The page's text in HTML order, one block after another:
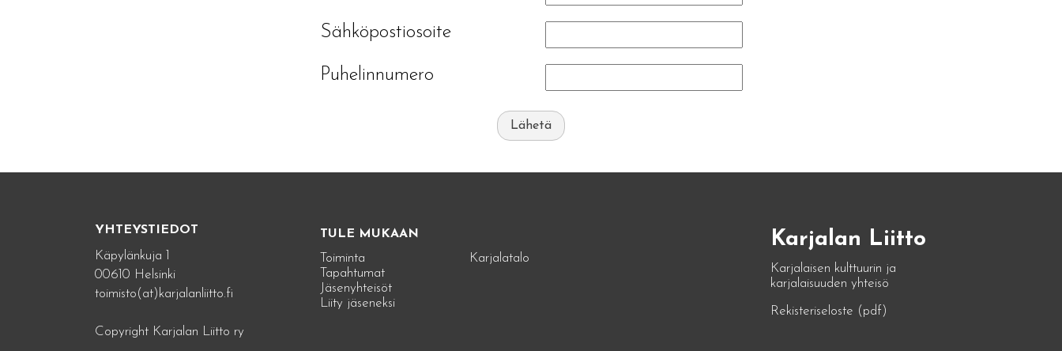
Sähköpostiosoite
Puhelinnumero
Lähetä
YHTEYSTIEDOT
Käpylänkuja 1
00610 Helsinki
toimisto(at)karjalanliitto.fi
Copyright Karjalan Liitto ry
TULE MUKAAN
Toiminta
Tapahtumat
Jäsenyhteisöt
Liity jäseneksi
Karjalatalo
Karjalan Liitto
Karjalaisen kulttuurin ja
karjalaisuuden yhteisö
Rekisteriseloste (pdf)